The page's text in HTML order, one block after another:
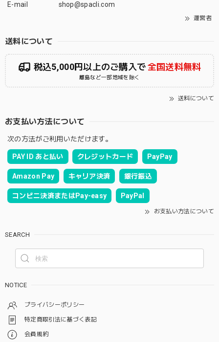
E-mail
shop@spacli.com
運営者
送料について
税込5,000円以上のご購入で全国送料無料
離島など一部地域を除く
送料について
お支払い方法について
次の方法がご利用いただけます。
PAY ID あと払い クレジットカード PayPay
Amazon Pay キャリア決済 銀行振込
コンビニ決済またはPay-easy PayPal
お支払い方法について
SEARCH
NOTICE
プライバシーポリシー
特定商取引法に基づく表記
会員規約